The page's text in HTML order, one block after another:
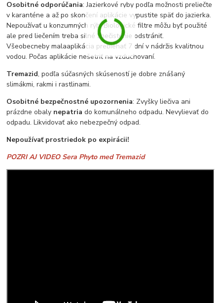
Osobitné odporúčania: Jazierkové ryby podľa možnosti preliečte
v karanténe a až po skončení aplikácie vypustite späť do jazierka.
Nepoužívať u konzumných rýb. Biologické filtre môžu byť použité
ale pred liečením treba silné znečistenie odstrániť.
Všeobecneby malaaplikácia prebiehať 7 dní v nádržis kvalitnou
vodou. Počas aplikácie nešetriť na vzduchovaní.
Tremazid, podľa súčasných skúseností je dobre znášaný
slimákmi, rakmi i rastlinami.
Osobitné bezpečnostné upozornenia: Zvyšky liečiva ani
prázdne obaly nepatria do komunálneho odpadu. Nevylievať do
odpadu. Likvidovať ako nebezpečný odpad.
Nepoužívať prostriedok po expirácii!
POZRI AJ VIDEO Sera Phyto med Tremazid